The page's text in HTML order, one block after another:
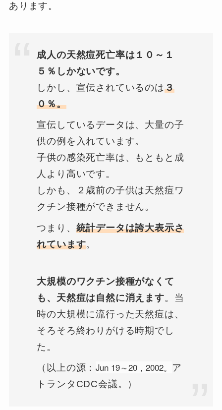
あります。
成人の天然痘死亡率は１０～１
５％しかないです。
しかし、宣伝されているのは３
０％。
宣伝しているデータは、大量の子
供の例を入れています。
子供の感染死亡率は、もともと成
人より高いです。
しかも、２歳前の子供は天然痘ワ
クチン接種ができません。
つまり、 統計データは誇大表示さ
れています。
大規模のワクチン接種がなくて
も、天然痘は自然に消えます。当
時の大規模に流行った天然痘は、
そろそろ終わりがける時期でし
た。
（以上の源：Jun 19～20，2002。
ア
トランタCDC会議。）